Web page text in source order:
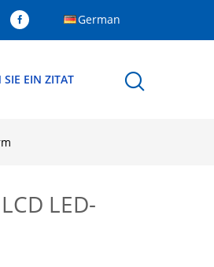
German
SIE EIN ZITAT
LED-